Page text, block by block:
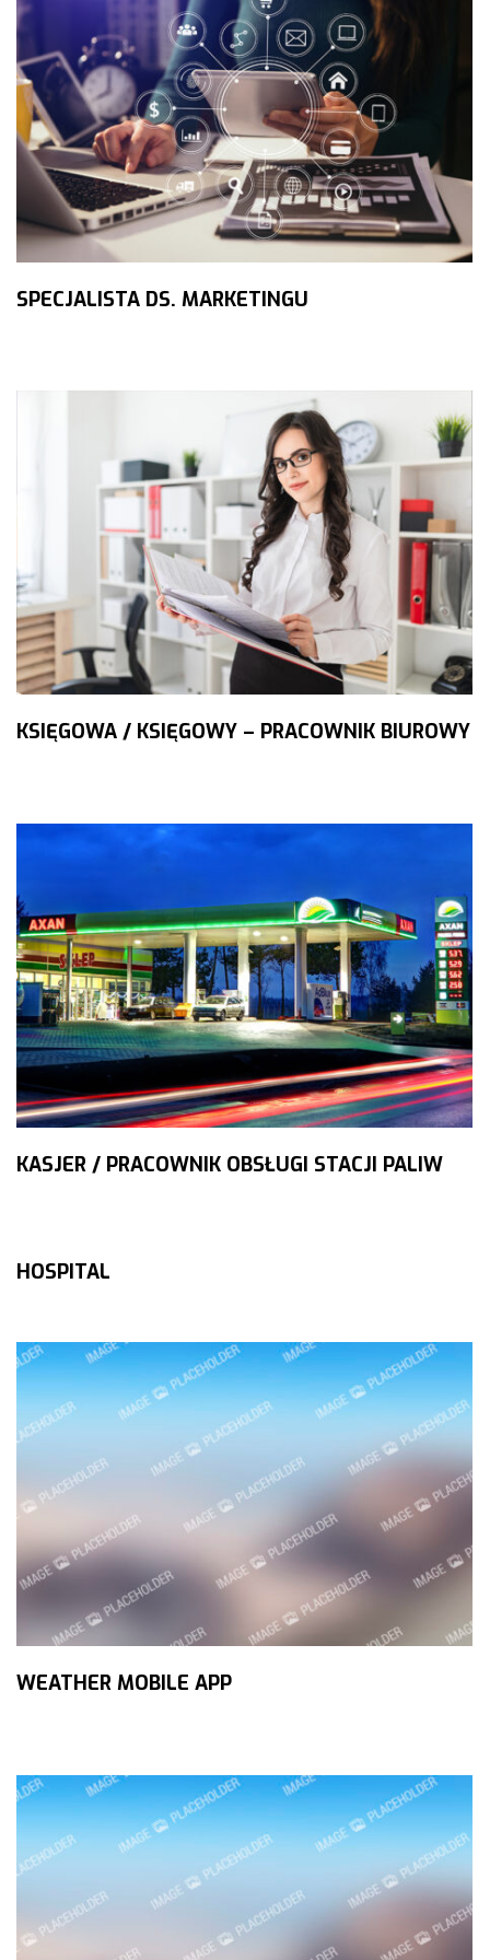
SPECJALISTA DS. MARKETINGU
KSIĘGOWA / KSIĘGOWY – PRACOWNIK BIUROWY
KASJER / PRACOWNIK OBSŁUGI STACJI PALIW
HOSPITAL
WEATHER MOBILE APP